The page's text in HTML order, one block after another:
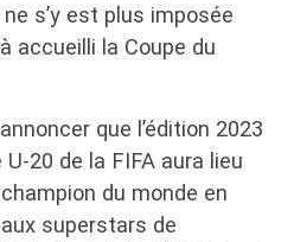
s’y est plus imposée
accueilli la Coupe du
que l’édition 2023
20 de la FIFA aura lieu
du monde en
superstars de